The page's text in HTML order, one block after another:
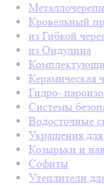
Кровельный
из Гибкой
из Ондулина
Керамическая
Гидро-
Системы
Водосточные
Украшения
Козырьки и
Софиты
Утеплители